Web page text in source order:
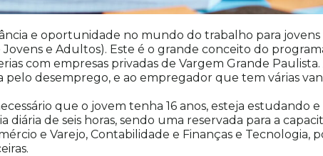
e oportunidade no mundo do trabalho para
Jovens e Adultos). Este é o grande conceito do
com empresas privadas de Vargem Grande
pelo desemprego, e ao empregador que tem várias
que o jovem tenha 16 anos, esteja estudando
diária de seis horas, sendo uma reservada para a
e Varejo, Contabilidade e Finanças e